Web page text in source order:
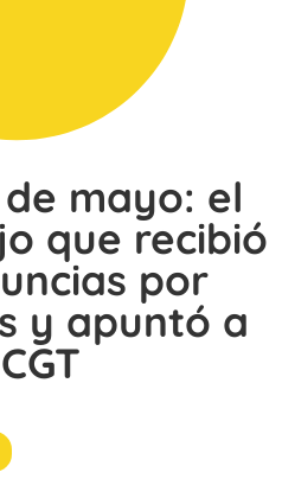
mayo: el
que recibió
por
y apuntó a